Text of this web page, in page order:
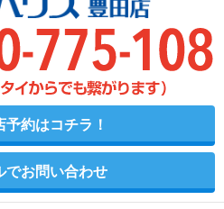
予約はコチラ！
でお問い合わせ